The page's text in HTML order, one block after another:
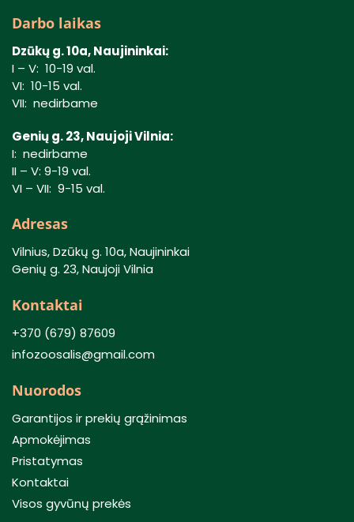
Darbo laikas
Dzūkų g. 10a, Naujininkai:
I – V: 10-19 val.
VI: 10-15 val.
VII: nedirbame
Genių g. 23, Naujoji Vilnia:
I: nedirbame
II – V: 9-19 val.
VI – VII: 9-15 val.
Adresas
Vilnius, Dzūkų g. 10a, Naujininkai
Genių g. 23, Naujoji Vilnia
Kontaktai
+370 (679) 87609
infozoosalis@gmail.com
Nuorodos
Garantijos ir prekių grąžinimas
Apmokėjimas
Pristatymas
Kontaktai
Visos gyvūnų prekės